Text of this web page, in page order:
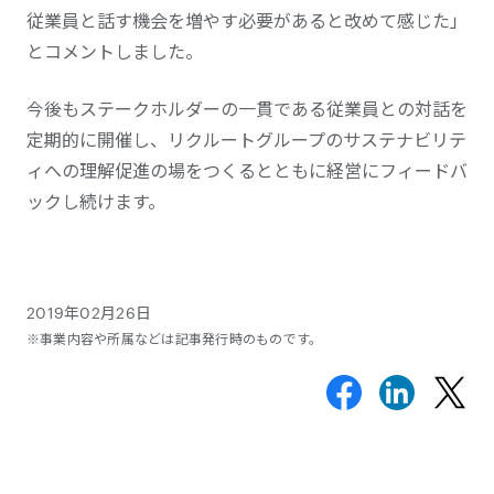
従業員と話す機会を増やす必要があると改めて感じた」
とコメントしました。
今後もステークホルダーの一貫である従業員との対話を
定期的に開催し、リクルートグループのサステナビリテ
ィへの理解促進の場をつくるとともに経営にフィードバ
ックし続けます。
2019年02月26日
※事業内容や所属などは記事発行時のものです。